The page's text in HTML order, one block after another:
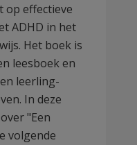
op effectieve
ADHD in het
Het boek is
leesboek en
leerling-
In deze
"Een
volgende